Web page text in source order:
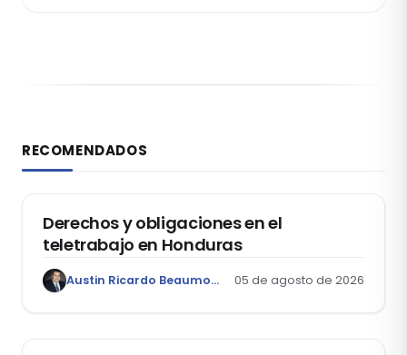
RECOMENDADOS
DERECHO LABORAL
Derechos y obligaciones en el
teletrabajo en Honduras
Austin Ricardo Beaumont Rivera 05 de agosto de 2026